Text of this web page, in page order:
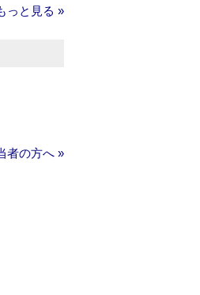
っと見る »
者の方へ »